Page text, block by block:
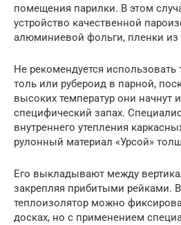
помещения парилки. В этом
устройство качественной
алюминиевой фольги, пленки из
Не рекомендуется использовать
толь или рубероид в парной,
высоких температур они начнут
специфический запах.
внутреннего утепления
рулонный материал «Урсой»
Его выкладывают между
закрепляя прибитыми рейками.
теплоизолятор можно
досках, но с применением